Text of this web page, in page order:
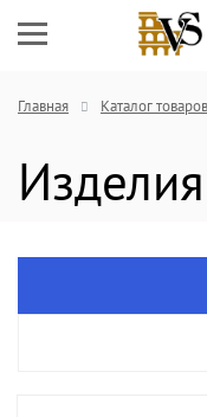
Главная Каталог товаров
Изделия